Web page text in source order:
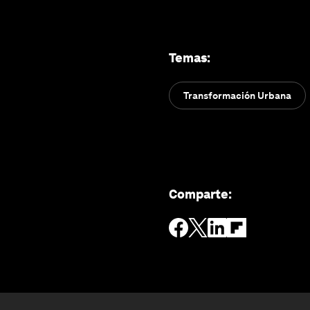
Temas:
Transformación Urbana
Comparte: